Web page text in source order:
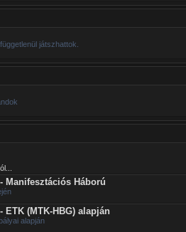
játszhattok.
Manifesztációs Háború
ETK (MTK-HBG) alapján
alapján